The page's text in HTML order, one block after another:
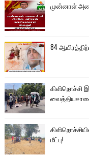
முன்னாள்
84
கிளிநொச்சி
மீட்பு!